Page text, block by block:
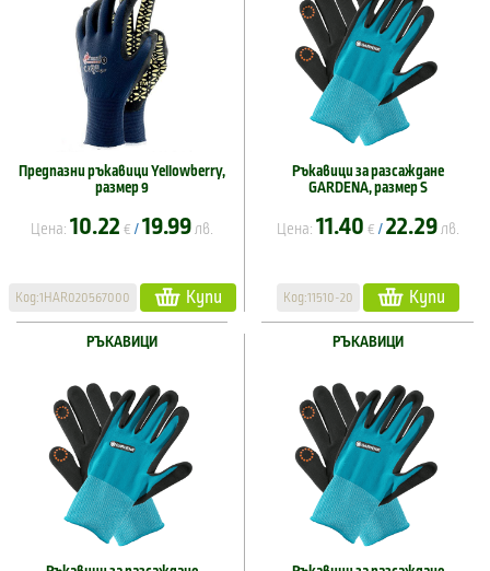
Предпазни ръкавици Yellowberry,
размер 9
Цена: 10.22 € / 19.99 лв.
Код:1HAR020567000 Купи
Ръкавици за разсаждане
GARDENA, размер S
Цена: 11.40 € / 22.29 лв.
Код:11510-20 Купи
РЪКАВИЦИ РЪКАВИЦИ